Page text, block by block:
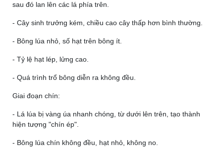
sau đó lan lên các lá phía trên.
- Cây sinh trưởng kém, chiều cao cây thấp hơn bình thường.
- Bông lúa nhỏ, số hạt trên bông ít.
- Tỷ lệ hạt lép, lửng cao.
- Quá trình trổ bông diễn ra không đều.
Giai đoạn chín:
- Lá lúa bị vàng úa nhanh chóng, từ dưới lên trên, tạo thành
hiện tượng "chín ép".
- Bông lúa chín không đều, hạt nhỏ, không no.